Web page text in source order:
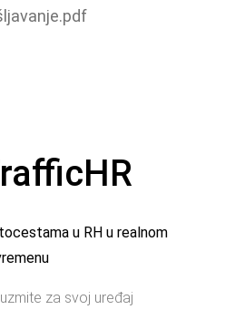
u RH u realnom
za svoj uređaj